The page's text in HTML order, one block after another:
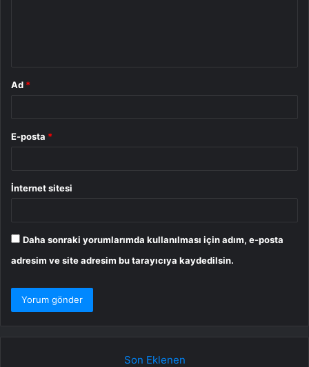
Ad *
E-posta *
İnternet sitesi
Daha sonraki yorumlarımda kullanılması için adım, e-posta
adresim ve site adresim bu tarayıcıya kaydedilsin.
Son Eklenen